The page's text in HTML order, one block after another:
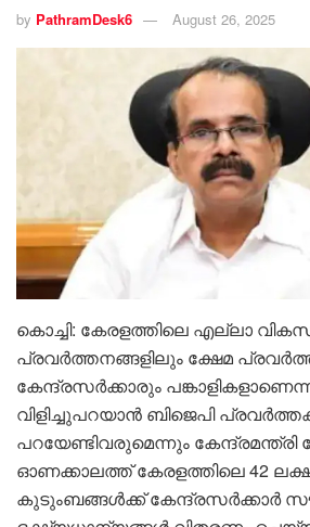
by PathramDesk6 August 26, 2025
കൊച്ചി: കേരളത്തിലെ എല്ലാ
പ്രവര്‍ത്തനങ്ങളിലും ക്ഷേമ
കേന്ദ്രസര്‍ക്കാരും
വിളിച്ചുപറയാന്‍ ബിജെപി
പറയേണ്ടിവരുമെന്നും
ഓണക്കാലത്ത് കേരളത്തിലെ 42
കുടുംബങ്ങള്‍ക്ക് കേന്ദ്രസര്‍ക്കാര്‍